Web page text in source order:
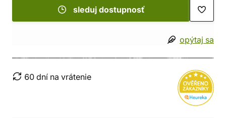
sleduj dostupnosť
opýtaj sa
60 dní na vrátenie